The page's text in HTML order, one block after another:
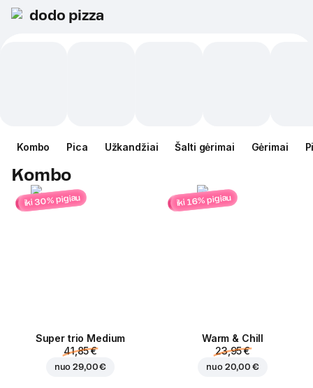
dodo pizza
Kombo Pica Užkandžiai Šalti gėrimai Gėrimai
Kombo
iki 30% pigiau
Super trio Medium
41,85 €
nuo29,00 €
iki 16% pigiau
Warm & Chill
23,95 €
nuo 20,00 €